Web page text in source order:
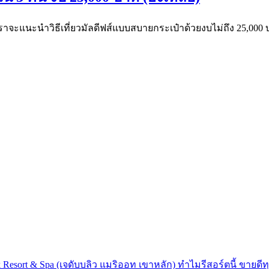
จะแนะนำวิธีเที่ยวมัลดีฟส์แบบสบายกระเป๋าด้วยงบไม่ถึง 25,000
Resort & Spa (เจดับบลิว แมริออท เขาหลัก) ทำไมรีสอร์ตนี้ ขาย